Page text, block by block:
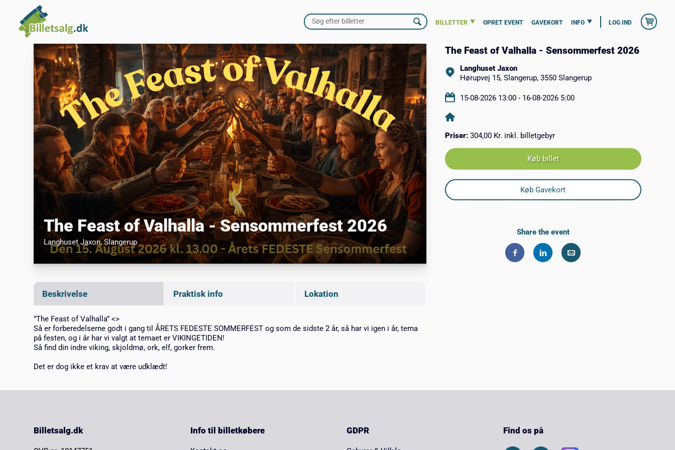
BILLETTER OPRET EVENT GAVEKORT INFO LOG IND
The Feast of Valhalla - Sensommerfest 2026
Langhuset Jaxon, Slangerup
Beskrivelse Praktisk info Lokation
”The Feast of Valhalla” <>
Så er forberedelserne godt i gang til ÅRETS FEDESTE SOMMERFEST og som de sidste 2 år, så har vi igen i år, tema
på festen, og i år har vi valgt at temaet er VIKINGETIDEN!
Så find din indre viking, skjoldmø, ork, elf, gorker frem.
Det er dog ikke et krav at være udklædt!
The Feast of Valhalla - Sensommerfest 2026
Langhuset Jaxon
Hørupvej 15, Slangerup, 3550 Slangerup
15-08-2026 13:00 - 16-08-2026 5:00
Priser: 304,00 Kr. inkl. billetgebyr
Køb billet
Køb Gavekort
Share the event
Billetsalg.dk Info til billetkøbere GDPR Find os på